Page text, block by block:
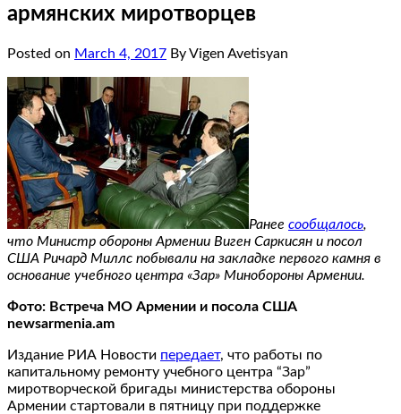
армянских миротворцев
Posted on March 4, 2017 By Vigen Avetisyan
Ранее сообщалось,
что Министр обороны Армении Виген Саркисян и посол
США Ричард Миллс побывали на закладке первого камня в
основание учебного центра «Зар» Минобороны Армении.
Фото: Встреча МО Армении и посола США
newsarmenia.am
Издание РИА Новости передает, что работы по
капитальному ремонту учебного центра “Зар”
миротворческой бригады министерства обороны
Армении стартовали в пятницу при поддержке